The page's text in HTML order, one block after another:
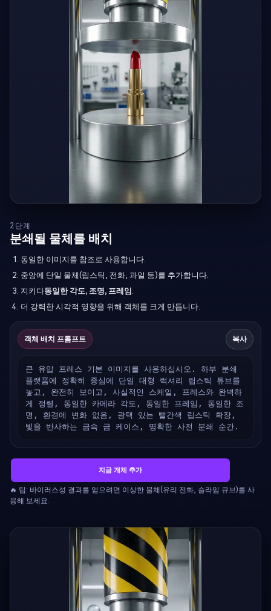
2단계
분쇄될 물체를 배치
동일한 이미지를 참조로 사용합니다.
중앙에 단일 물체(립스틱, 전화, 과일 등)를 추가합니다.
지키다동일한 각도, 조명, 프레임 .
더 강력한 시각적 영향을 위해 객체를 크게 만듭니다.
객체 배치 프롬프트 복사
큰 유압 프레스 기본 이미지를 사용하십시오. 하부 분쇄
플랫폼에 정확히 중심에 단일 대형 럭셔리 립스틱 튜브를
놓고, 완전히 보이고, 사실적인 스케일, 프레스와 완벽하
게 정렬, 동일한 카메라 각도, 동일한 프레임, 동일한 조
명, 환경에 변화 없음, 광택 있는 빨간색 립스틱 확장,
빛을 반사하는 금속 금 케이스, 명확한 사전 분쇄 순간.
지금 개체 추가
🔥 팁: 바이러스성 결과를 얻으려면 이상한 물체(유리 전화, 슬라임 큐브)를 사
용해 보세요.